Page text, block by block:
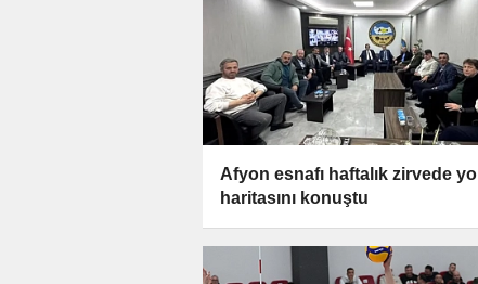
Afyon esnafı haftalık zirvede yol
haritasını konuştu